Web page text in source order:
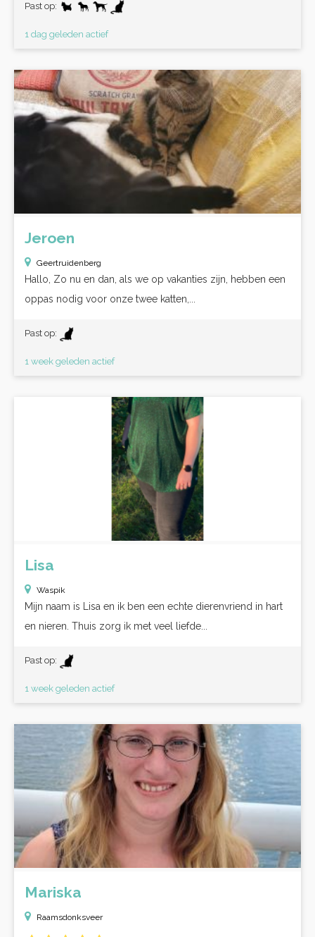
Past op:
1 dag geleden actief
Jeroen
Geertruidenberg
Hallo, Zo nu en dan, als we op vakanties zijn, hebben een
oppas nodig voor onze twee katten,...
Past op:
1 week geleden actief
Lisa
Waspik
Mijn naam is Lisa en ik ben een echte dierenvriend in hart
en nieren. Thuis zorg ik met veel liefde...
Past op:
1 week geleden actief
Mariska
Raamsdonksveer